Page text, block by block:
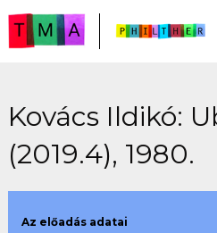
FŐOLDAL
ELEMZÉSEK
Kovács Ildikó:
(2019.4), 1980.
Az előadás adatai